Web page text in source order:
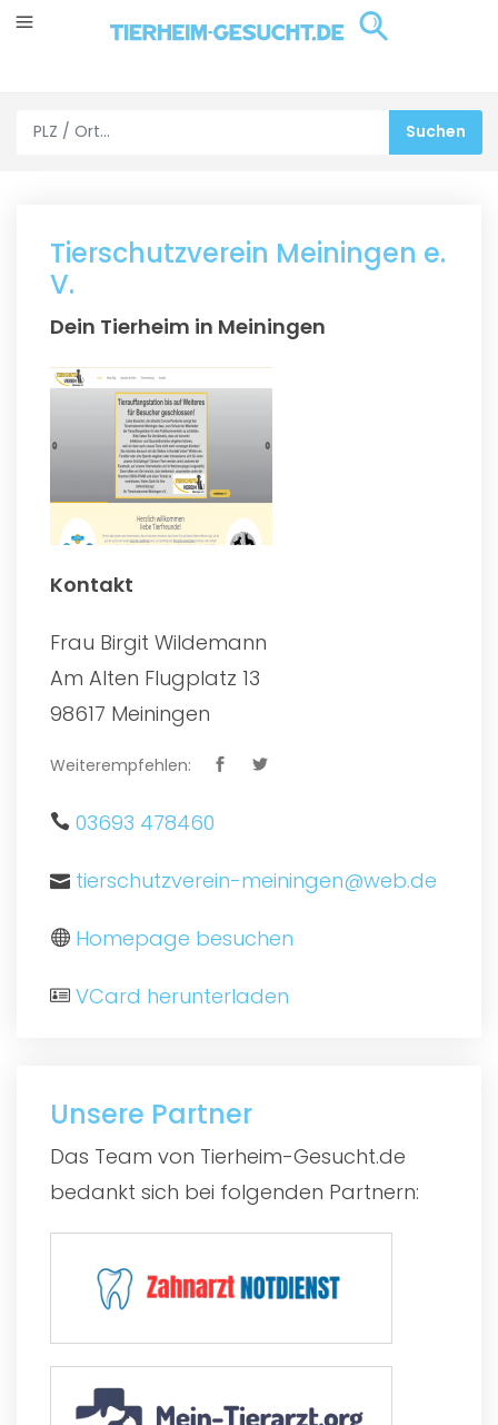
Tierschutzverein Meiningen e.
V.
Dein Tierheim in Meiningen
Kontakt
Frau Birgit Wildemann
Am Alten Flugplatz 13
98617 Meiningen
Weiterempfehlen:
03693 478460
tierschutzverein-meiningen@web.de
Homepage besuchen
VCard herunterladen
Unsere Partner
Das Team von Tierheim-Gesucht.de
bedankt sich bei folgenden Partnern: